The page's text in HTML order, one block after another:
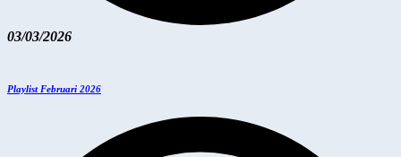
03/03/2026
Playlist Februari 2026